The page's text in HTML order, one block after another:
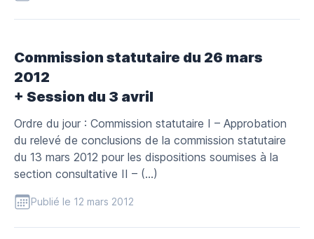
Commission statutaire du 26 mars
2012
+ Session du 3 avril
Ordre du jour : Commission statutaire I – Approbation
du relevé de conclusions de la commission statutaire
du 13 mars 2012 pour les dispositions soumises à la
section consultative II – (…)
Publié le 12 mars 2012